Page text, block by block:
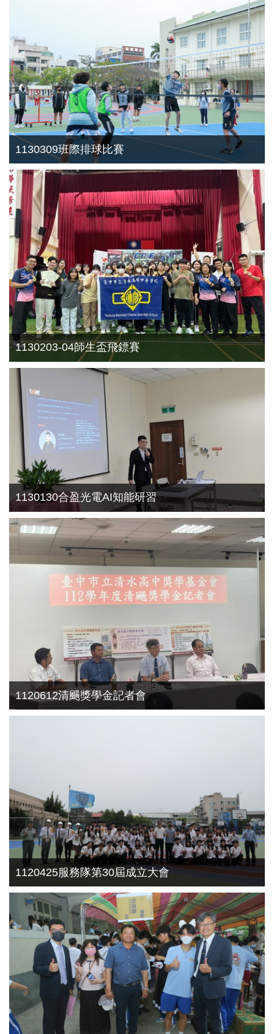
1130309班際排球比賽
1130203-04師生盃飛鏢賽
1130130合盈光電AI知能研習
1120612清颺獎學金記者會
1120425服務隊第30屆成立大會